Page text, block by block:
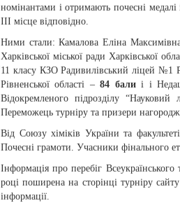
номінантами і отримають почесні
ІІІ місце відповідно.
Ними стали: Камалова Еліна
Харківської міської ради Харківської
11 класу КЗО Радивилівський ліцей №1
Рівненської області –84 балиі і
Відокремленого підрозділу
Переможець турніру та призери
Від Союзу хіміків України та
Почесні грамоти. Учасники фінального
Інформація про перебіг
році поширена на сторінці турніру
інформації.